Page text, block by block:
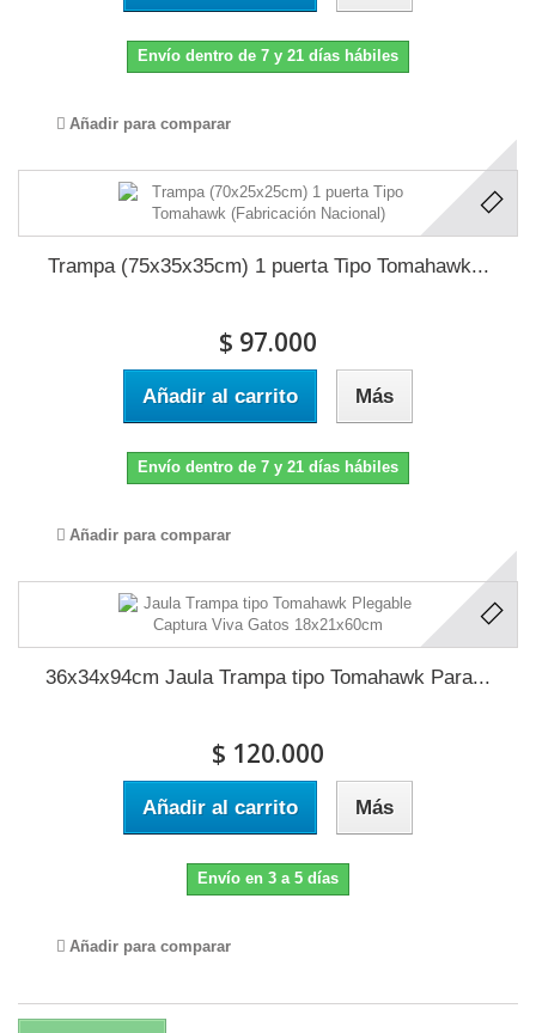
Envío dentro de 7 y 21 días hábiles
Añadir para comparar
Trampa (75x35x35cm) 1 puerta Tipo Tomahawk...
$ 97.000
Añadir al carrito Más
Envío dentro de 7 y 21 días hábiles
Añadir para comparar
36x34x94cm Jaula Trampa tipo Tomahawk Para...
$ 120.000
Añadir al carrito Más
Envío en 3 a 5 días
Añadir para comparar